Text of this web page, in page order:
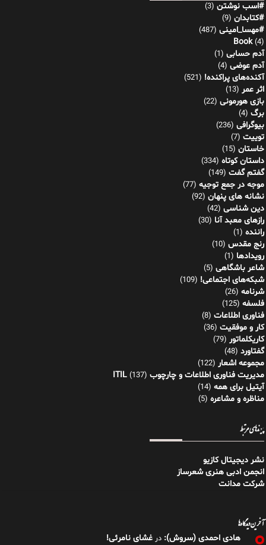
#اسب نوشتن (3)
#کتابدان (9)
#مهسا_امینی (487)
Book(4)
آدم حسابی (1)
آدم عوضی (4)
آکنده‌های پراکنده! (521)
اثر عمر (13)
بازی هورمونی (22)
برگ (4)
بیوگرافی (236)
توییت (7)
خاستان (15)
داستان کوتاه (334)
گفتم گفت (149)
موجه در جمع توجیه (77)
نشانه های پنهان (92)
دین شناسی (42)
رازهای معبد آنا (30)
راننده (1)
رنج مقدس (10)
رویدادها (1)
شاعر باشگاهی (5)
شبکه‌های اجتماعی! (109)
شرنامه (26)
فلسفه (125)
فناوری اطلاعات (8)
کار و موفقیت (36)
کاریکلماتور (79)
گفتاورد (48)
مجموعه اشعار (122)
مدیریت فناوری اطلاعات و چارچوب ITIL (137)
آیتیل برای همه (14)
مناظره و مشاعره (5)
پیوندهای مرتبط
نشر دیجیتال کازیو
انجمن ادبی هنری شعرساز
شرکت مدانت
آخرین دیدگاه‌ها
هادی احمدی (سروش): در غشای نامرئی!